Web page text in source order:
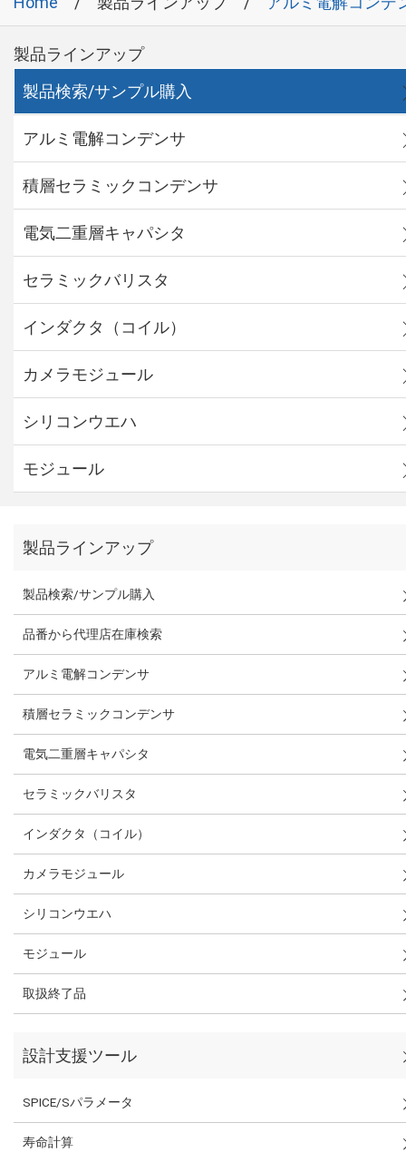
製品ラインアップ
製品検索/サンプル購入
アルミ電解コンデンサ
積層セラミックコンデンサ
電気二重層キャパシタ
セラミックバリスタ
インダクタ（コイル）
カメラモジュール
シリコンウエハ
モジュール
製品ラインアップ
製品検索/サンプル購入
品番から代理店在庫検索
アルミ電解コンデンサ
積層セラミックコンデンサ
電気二重層キャパシタ
セラミックバリスタ
インダクタ（コイル）
カメラモジュール
シリコンウエハ
モジュール
取扱終了品
設計支援ツール
SPICE/Sパラメータ
寿命計算